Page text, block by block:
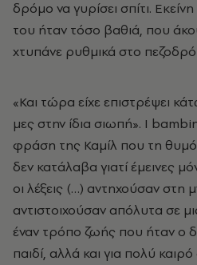
δρόμο να γυρίσει σπίτι.
του ήταν τόσο βαθιά, που
χτυπάνε ρυθμικά στο
«Και τώρα είχε επιστρέψει
μες στην ίδια σιωπή». I
φράση της Καμίλ που τη
δεν κατάλαβα γιατί έμεινες
οι λέξεις (…) αντηχούσαν στη
αντιστοιχούσαν απόλυτα σε
έναν τρόπο ζωής που ήταν ο
παιδί, αλλά και για πολύ